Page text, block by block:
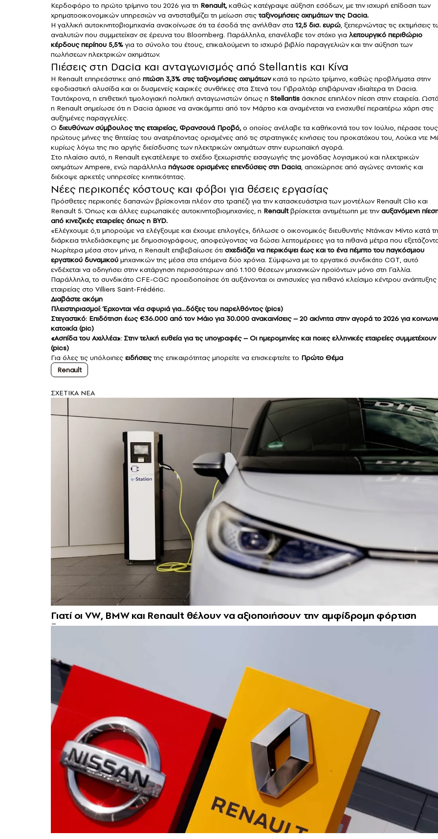
Κερδοφόρο το πρώτο τρίμηνο του 2026 για τη Renault,καθώς κατέγραψε αύξηση εσόδων, με την ισχυρή επίδοση των
χρηματοοικονομικών υπηρεσιών να αντισταθμίζει τη μείωση στιςταξινομήσεις οχημάτων της Dacia.
Η γαλλική αυτοκινητοβιομηχανία ανακοίνωσε ότι τα έσοδά της ανήλθαν στα 12,5 δισ. ευρώ, ξεπερνώντας τις εκτιμήσεις
αναλυτών που συμμετείχαν σε έρευνα του Bloomberg. Παράλληλα, επανέλαβε τον στόχο για λειτουργικό περιθώριο
κέρδους περίπου 5,5% για το σύνολο του έτους, επικαλούμενη το ισχυρό βιβλίο παραγγελιών και την αύξηση των
πωλήσεων ηλεκτρικών οχημάτων.
Πιέσεις στη Dacia και ανταγωνισμός από Stellantis και Κίνα
Η Renault επηρεάστηκε από πτώση 3,3% στις ταξινομήσεις οχημάτωνκατά το πρώτο τρίμηνο, καθώς προβλήματα στην
εφοδιαστική αλυσίδα και οι δυσμενείς καιρικές συνθήκες στα Στενά του Γιβραλτάρ επιβάρυναν ιδιαίτερα τη Dacia.
Ταυτόχρονα, η επιθετική τιμολογιακή πολιτική ανταγωνιστών όπως η Stellantis άσκησε επιπλέον πίεση στην εταιρεία.
η Renault σημείωσε ότι η Dacia άρχισε να ανακάμπτει από τον Μάρτιο και αναμένεται να ενισχυθεί περαιτέρω χάρη στις
αυξημένες παραγγελίες.
Ο διευθύνων σύμβουλος της εταιρείας, Φρανσουά Προβό,ο οποίος ανέλαβε τα καθήκοντά του τον Ιούλιο, πέρασε τους
πρώτους μήνες της θητείας του ανατρέποντας ορισμένες από τις στρατηγικές κινήσεις του προκατόχου του, Λούκα ντε
κυρίως λόγω της πιο αργής διείσδυσης των ηλεκτρικών οχημάτων στην ευρωπαϊκή αγορά.
Στο πλαίσιο αυτό, η Renault εγκατέλειψε το σχέδιο ξεχωριστής εισαγωγής της μονάδας λογισμικού και ηλεκτρικών
οχημάτων Ampere, ενώ παράλληλα πάγωσε ορισμένες επενδύσεις στη Dacia, αποχώρησε από αγώνες αντοχής και
διέκοψε αρκετές υπηρεσίες κινητικότητας.
Νέες περικοπές κόστους και φόβοι για θέσεις εργασίας
Πρόσθετες περικοπές δαπανών βρίσκονται πλέον στο τραπέζι για την κατασκευάστρια των μοντέλων Renault Clio και
Renault 5. Όπως και άλλες ευρωπαϊκές αυτοκινητοβιομηχανίες, η Renaultβρίσκεται αντιμέτωπη με τηναυξανόμενη
από κινεζικές εταιρείες όπως η BYD.
«Ελέγχουμε ό,τι μπορούμε να ελέγξουμε και έχουμε επιλογές», δήλωσε ο οικονομικός διευθυντής Ντάνκαν Μίντο κατά τη
διάρκεια τηλεδιάσκεψης με δημοσιογράφους, αποφεύγοντας να δώσει λεπτομέρειες για τα πιθανά μέτρα που
Νωρίτερα μέσα στον μήνα, η Renault επιβεβαίωσε ότι σχεδιάζει να περικόψει έως και το ένα πέμπτο του παγκόσμιου
εργατικού δυναμικού μηχανικών της μέσα στα επόμενα δύο χρόνια. Σύμφωνα με το εργατικό συνδικάτο CGT, αυτό
ενδέχεται να οδηγήσει στην κατάργηση περισσότερων από 1.100 θέσεων μηχανικών προϊόντων μόνο στη Γαλλία.
Παράλληλα, το συνδικάτο CFE-CGC προειδοποίησε ότι αυξάνονται οι ανησυχίες για πιθανό κλείσιμο κέντρου ανάπτυξης
εταιρείας στο Villiers Saint-Frédéric.
Διαβάστε ακόμη
Πλειστηριασμοί: Έρχονται νέα σφυριά για…δόξες του παρελθόντος (pics)
Στεγαστικό: Επιδότηση έως €36.000 από τον Μάιο για 30.000 ανακαινίσεις – 20 ακίνητα στην αγορά το 2026 για
κατοικία (pic)
«Ασπίδα του Αχιλλέα»: Στην τελική ευθεία για τις υπογραφές – Oι ημερομηνίες και ποιες ελληνικές εταιρείες συμμετέχουν
(pics)
Για όλες τις υπόλοιπες ειδήσειςτης επικαιρότητας μπορείτε να επισκεφτείτε το Πρώτο Θέμα
Renault
ΣXETIKA NEA
Γιατί οι VW, BMW και Renault θέλουν να αξιοποιήσουν την αμφίδρομη φόρτιση